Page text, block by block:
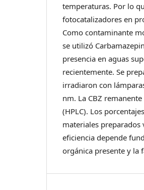
temperaturas. Por lo
fotocatalizadores en
Como contaminante
se utilizó
presencia en aguas
recientemente. Se
irradiaron con
nm. La CBZ
(HPLC). Los
materiales preparados
eficiencia depende
orgánica presente y la